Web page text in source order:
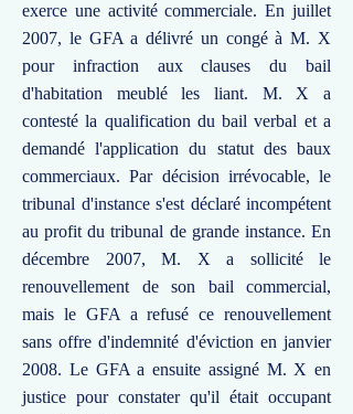
exerce une activité commerciale. En juillet
2007, le GFA a délivré un congé à M. X
pour infraction aux clauses du bail
d'habitation meublé les liant. M. X a
contesté la qualification du bail verbal et a
demandé l'application du statut des baux
commerciaux. Par décision irrévocable, le
tribunal d'instance s'est déclaré incompétent
au profit du tribunal de grande instance. En
décembre 2007, M. X a sollicité le
renouvellement de son bail commercial,
mais le GFA a refusé ce renouvellement
sans offre d'indemnité d'éviction en janvier
2008. Le GFA a ensuite assigné M. X en
justice pour constater qu'il était occupant